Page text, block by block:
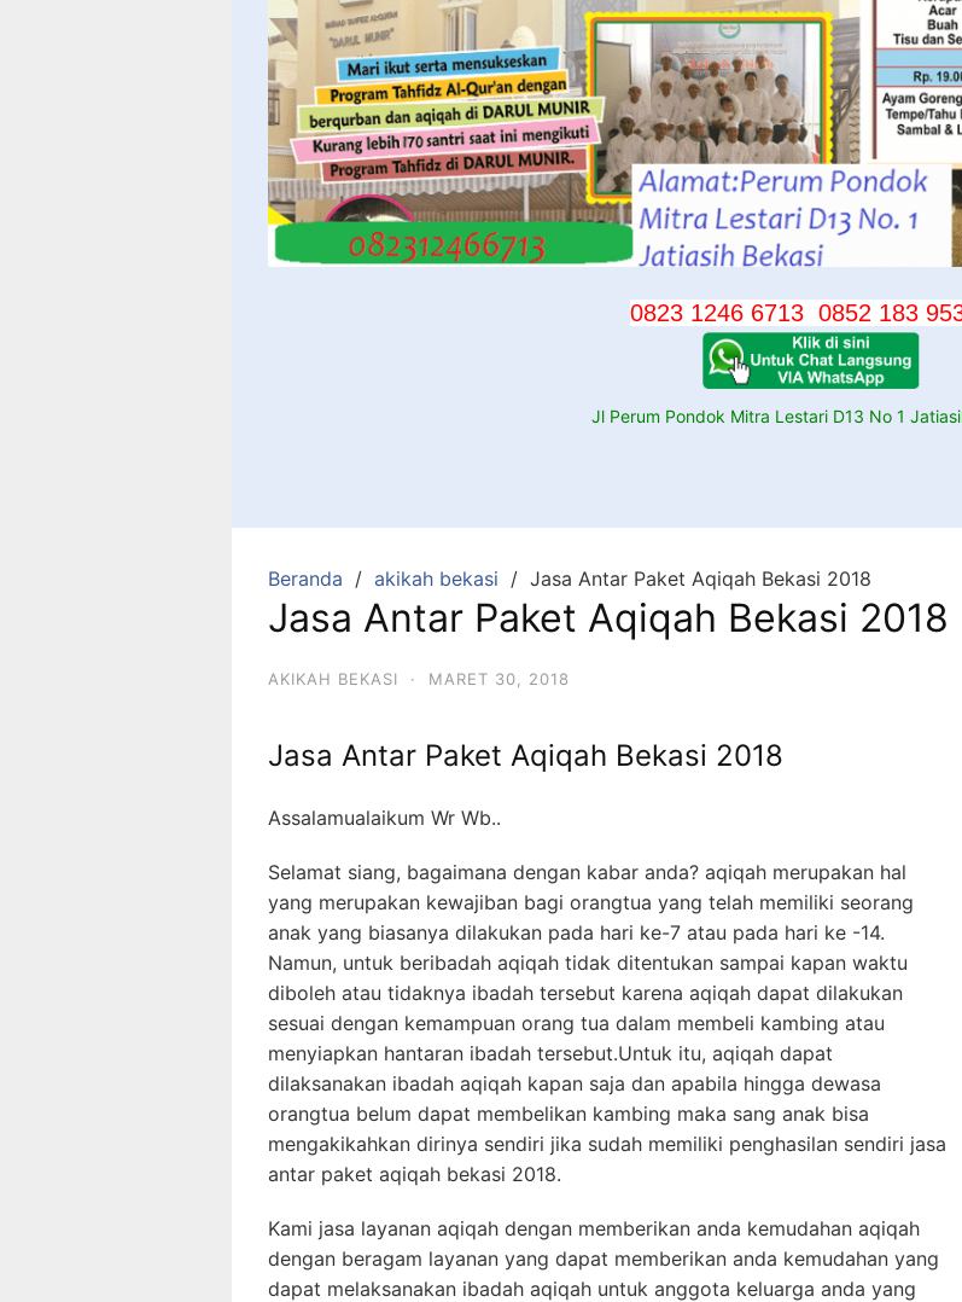
0823 1246 6713 0852 183
Jl Perum Pondok Mitra Lestari D13 No 1
Beranda akikah bekasi Jasa Antar Paket Aqiqah Bekasi 2018
Jasa Antar Paket Aqiqah Bekasi 2018
AKIKAH BEKASI · MARET 30, 2018
Jasa Antar Paket Aqiqah Bekasi 2018
Assalamualaikum Wr Wb..
Selamat siang, bagaimana dengan kabar anda? aqiqah merupakan hal
yang merupakan kewajiban bagi orangtua yang telah memiliki seorang
anak yang biasanya dilakukan pada hari ke-7 atau pada hari ke -14.
Namun, untuk beribadah aqiqah tidak ditentukan sampai kapan waktu
diboleh atau tidaknya ibadah tersebut karena aqiqah dapat dilakukan
sesuai dengan kemampuan orang tua dalam membeli kambing atau
menyiapkan hantaran ibadah tersebut.Untuk itu, aqiqah dapat
dilaksanakan ibadah aqiqah kapan saja dan apabila hingga dewasa
orangtua belum dapat membelikan kambing maka sang anak bisa
mengakikahkan dirinya sendiri jika sudah memiliki penghasilan sendiri jasa
antar paket aqiqah bekasi 2018.
Kami jasa layanan aqiqah dengan memberikan anda kemudahan aqiqah
dengan beragam layanan yang dapat memberikan anda kemudahan yang
dapat melaksanakan ibadah aqiqah untuk anggota keluarga anda yang